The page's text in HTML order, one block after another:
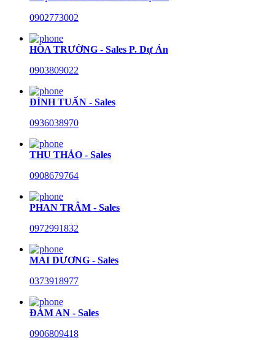
0902773002
HÒA TRƯỜNG - Sales P. Dự Án
0903809022
ĐÌNH TUẤN - Sales
0936038970
THU THẢO - Sales
0908679764
PHAN TRÂM - Sales
0972991832
MAI DƯƠNG - Sales
0373918977
ĐÀM AN - Sales
0906809418